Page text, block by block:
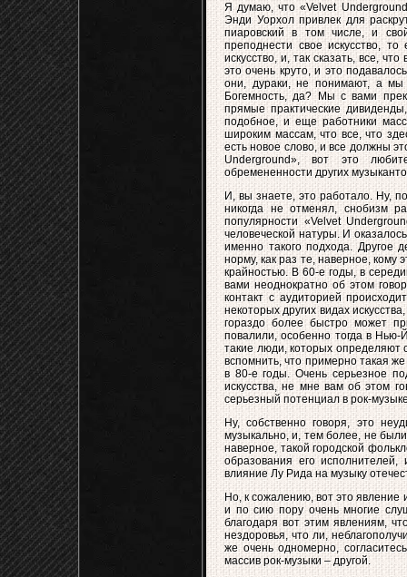
Я думаю, что «Velvet
Энди Уорхол привлек для
пиаровский в том числе, и
преподнести свое искусство,
искусство, и, так сказать, все,
это очень круто, и это
они, дураки, не понимают, а
Богемность, да? Мы с вами
прямые практические
подобное, и еще работники
широким массам, что все, что
есть новое слово, и все должны
Underground», вот это
обремененности других
И, вы знаете, это работало. Ну,
никогда не отменял, снобизм
популярности «Velvet
человеческой натуры. И
именно такого подхода. Другое
норму, как раз те, наверное, кому
крайностью. В 60-е годы, в
вами неоднократно об этом
контакт с аудиторией
некоторых других видах
гораздо более быстро может
повалили, особенно тогда в
такие люди, которых
вспомнить, что примерно такая
в 80-е годы. Очень серьезное
искусства, не мне вам об этом
серьезный потенциал в рок-
Ну, собственно говоря, это
музыкально, и, тем более, не
наверное, такой городской
образования его
влияние Лу Рида на музыку
Но, к сожалению, вот это явление
и по сию пору очень многие
благодаря вот этим явлениям,
нездоровья, что ли,
же очень одномерно,
массив рок-музыки – другой.